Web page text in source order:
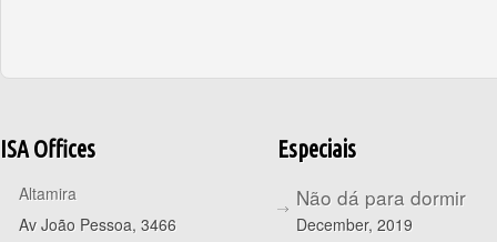
ISA Offices
Altamira
Av João Pessoa, 3466
Especiais
Não dá para dormir
December, 2019